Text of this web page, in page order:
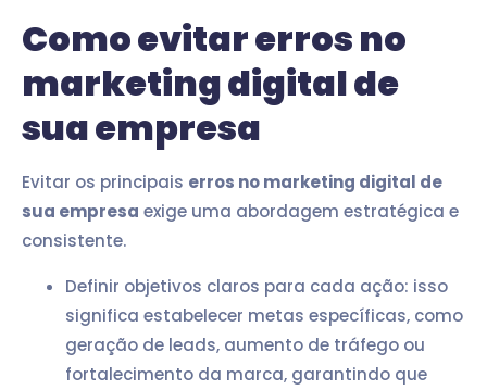
Como evitar erros no
marketing digital de
sua empresa
Evitar os principais erros no marketing digital de
sua empresa exige uma abordagem estratégica e
consistente.
Definir objetivos claros para cada ação: isso
significa estabelecer metas específicas, como
geração de leads, aumento de tráfego ou
fortalecimento da marca, garantindo que